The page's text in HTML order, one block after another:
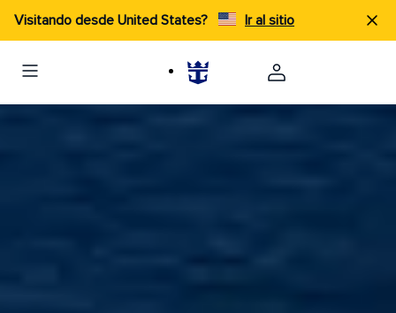
Visitando desde United States? Ir al sitio